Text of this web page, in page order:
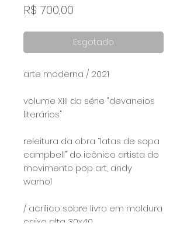
R$ 700,00
Esgotado
arte moderna / 2021⠀
volume XIII da série "devaneios
literários" ⠀
releitura da obra “latas de sopa
campbell” do icônico artista do
movimento pop art, andy
warhol
/ acrílico sobre livro em moldura
caixa alta 30x40